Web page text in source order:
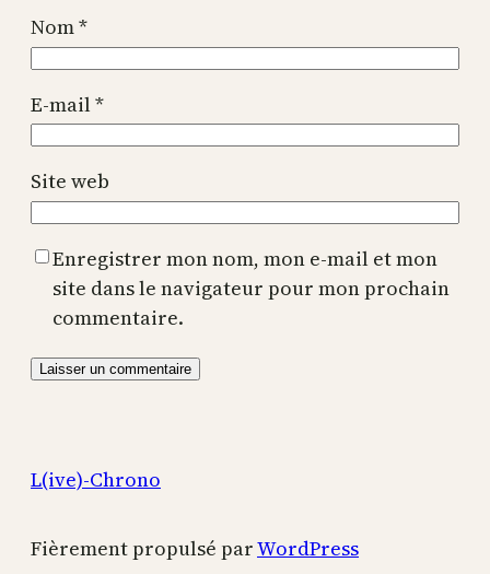
Nom*
E-mail*
Site web
Enregistrer mon nom, mon e-mail et mon
site dans le navigateur pour mon prochain
commentaire.
L(ive)-Chrono
Fièrement propulsé parWordPress